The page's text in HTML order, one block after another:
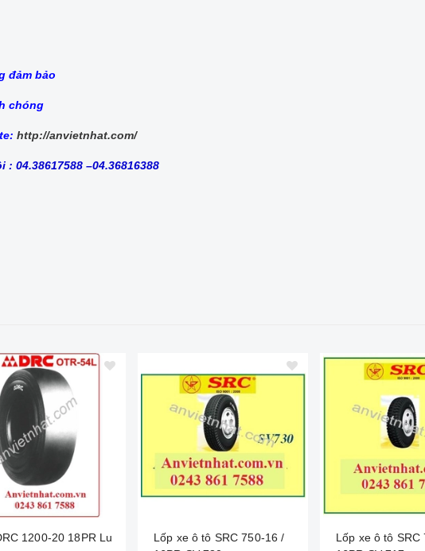
đảm bảo
chóng
http://anvietnhat.com/
04.38617588 –04.36816388
1200-20 18PR Lu
Lốp xe ô tô SRC 750-16 /
Lốp xe ô tô SRC